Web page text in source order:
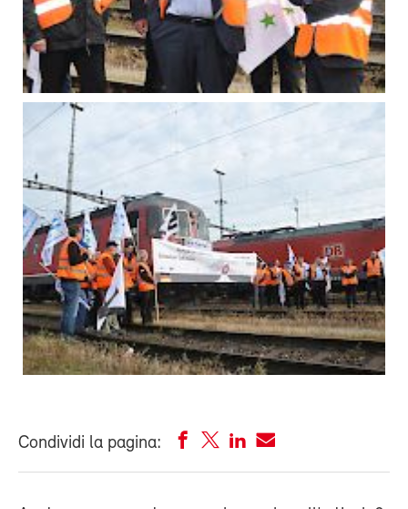
Condividi la pagina: